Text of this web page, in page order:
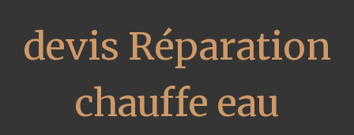
devis Réparation
chauffe eau